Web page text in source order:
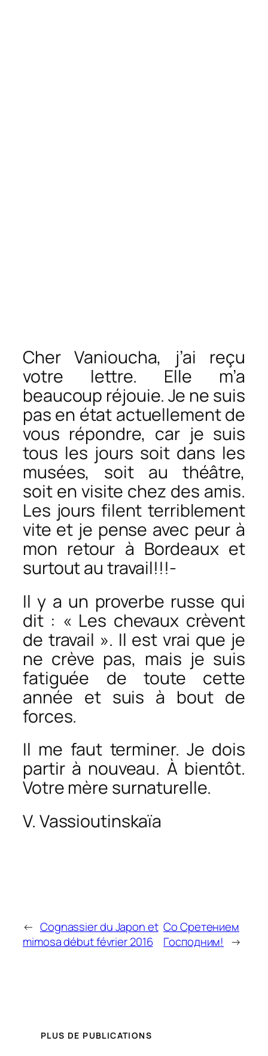
Cher Vanioucha, j’ai reçu
votre lettre. Elle m’a
beaucoup réjouie. Je ne suis
pas en état actuellement de
vous répondre, car je suis
tous les jours soit dans les
musées, soit au théâtre,
soit en visite chez des amis.
Les jours filent terriblement
vite et je pense avec peur à
mon retour à Bordeaux et
surtout au travail!!!-
Il y a un proverbe russe qui
dit : « Les chevaux crèvent
de travail ». Il est vrai que je
ne crève pas, mais je suis
fatiguée de toute cette
année et suis à bout de
forces.
Il me faut terminer. Je dois
partir à nouveau. À bientôt.
Votre mère surnaturelle.
V. Vassioutinskaïa
← Cognassier du Japon et
mimosa début février 2016
Со Сретением
Господним! →
PLUS DE PUBLICATIONS